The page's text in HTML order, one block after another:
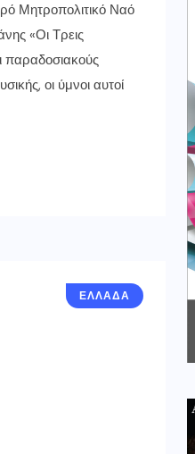
Μητροπολιτικό Ναό
«Οι Τρεις
παραδοσιακούς
οι ύμνοι αυτοί
ΕΛΛΑΔΑ